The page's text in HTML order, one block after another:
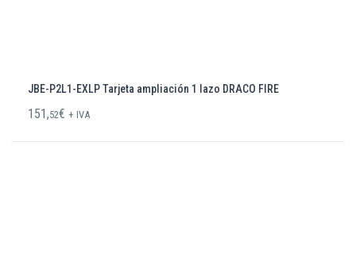
JBE-P2L1-EXLP Tarjeta ampliación 1 lazo DRACO FIRE
151,52€ + IVA